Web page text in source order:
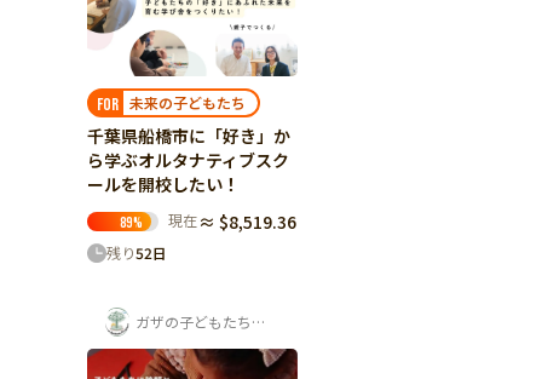
FOR 未来の子どもたち
千葉県船橋市に​「好き」か
ら​学ぶオルタナティブスク
ールを​開校したい！
89% 現在 ≈ $8,519.36
残り52日
ガザの子どもたちを支援する会